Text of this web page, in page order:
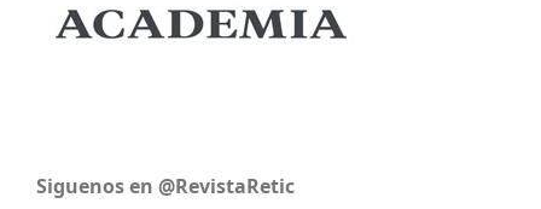
Siguenos en @RevistaRetic